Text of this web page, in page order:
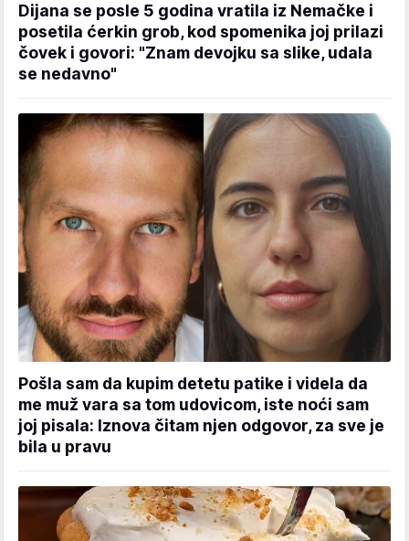
Dijana se posle 5 godina vratila iz Nemačke i
posetila ćerkin grob, kod spomenika joj prilazi
čovek i govori: "Znam devojku sa slike, udala
se nedavno"
Pošla sam da kupim detetu patike i videla da
me muž vara sa tom udovicom, iste noći sam
joj pisala: Iznova čitam njen odgovor, za sve je
bila u pravu